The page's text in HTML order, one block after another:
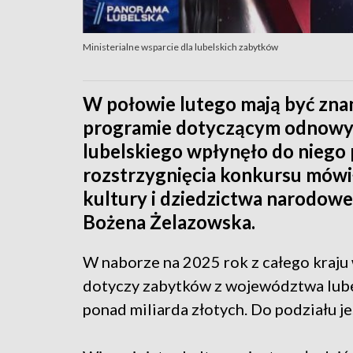
Ministerialne wsparcie dla lubelskich zabytków
W połowie lutego mają być
programie dotyczącym
lubelskiego wpłynęło do
rozstrzygnięcia konkursu
kultury i dziedzictwa
Bożena Żelazowska.
W naborze na 2025 rok z całego
dotyczy zabytków z województwa
ponad miliarda złotych. Do podziału